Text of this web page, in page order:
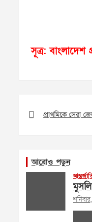
সূত্র: বাংলাদেশ
navigation
প্রাথমিকে সেরা
আরোও পড়ুন